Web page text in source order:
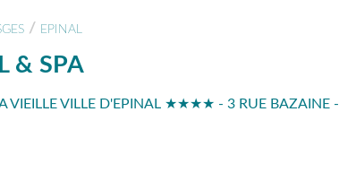
/ EPINAL
& SPA
VIEILLE VILLE D'EPINAL ★★★★ - 3 RUE BAZAINE -